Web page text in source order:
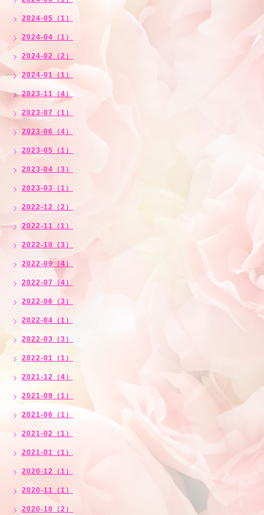
2024-05（1）
2024-04（1）
2024-02（2）
2024-01（1）
2023-11（4）
2023-07（1）
2023-06（4）
2023-05（1）
2023-04（3）
2023-03（1）
2022-12（2）
2022-11（1）
2022-10（3）
2022-09（4）
2022-07（4）
2022-06（3）
2022-04（1）
2022-03（3）
2022-01（1）
2021-12（4）
2021-09（1）
2021-06（1）
2021-02（1）
2021-01（1）
2020-12（1）
2020-11（1）
2020-10（2）